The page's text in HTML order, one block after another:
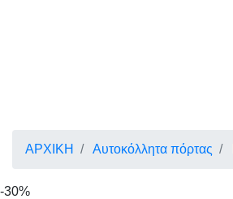
ΑΡΧΙΚΗ Αυτοκόλλητα πόρτας
-30%